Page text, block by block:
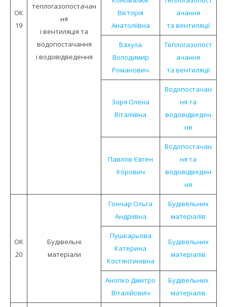
ОК
19
теплогазопостачан
ня
і вентиляція та
водопостачання
і водовідведення
Вікторія
Анатоліївна
ачання
та вентиляції
Вахула
Володимир
Романович
Теплогазопост
ачання
та вентиляції
Зоря Олена
Віталіївна
Водопостачан
ня та
водовідведен
ня
Павлов Євген
Ігорович
Водопостачан
ня та
водовідведен
ня
ОК
20
Будiвельнi
матерiали
Гончар Ольга
Андріївна
Будівельних
матеріалів
Пушкарьова
Катерина
Костянтинівна
Будівельних
матеріалів
Анопко Дмитро
Віталійович
Будівельних
матеріалів